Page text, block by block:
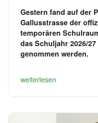
Gestern fand auf der
Gallusstrasse der
temporären
das Schuljahr 2026/
genommen werden.
weiterlesen